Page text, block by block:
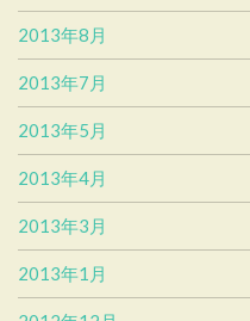
2013年8月
2013年7月
2013年5月
2013年4月
2013年3月
2013年1月